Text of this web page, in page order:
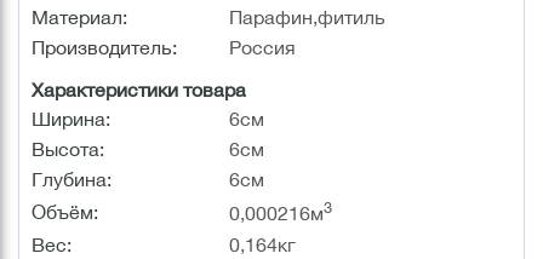
Материал:
Парафин,фитиль
Производитель:
Россия
Характеристики товара
Ширина:
6см
Высота:
6см
Глубина:
6см
Объём:
0,000216м3
Вес: 0,164кг